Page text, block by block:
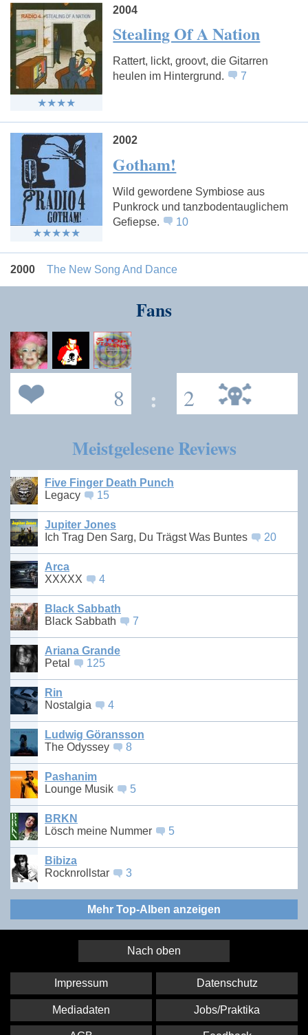
2004
Stealing Of A Nation
Rattert, lickt, groovt, die Gitarren
heulen im Hintergrund.
7
2002
Gotham!
Wild gewordene Symbiose aus
Punkrock und tanzbodentauglichem
Gefiepse.
10
2000 The New Song And Dance
Fans
8 : 2
Meistgelesene Reviews
Five Finger Death Punch
Legacy
15
Jupiter Jones
Ich Trag Den Sarg, Du Trägst Was Buntes
20
Arca
XXXXX
4
Black Sabbath
Black Sabbath
7
Ariana Grande
Petal
125
Rin
Nostalgia
4
Ludwig Göransson
The Odyssey
8
Pashanim
Lounge Musik
5
BRKN
Lösch meine Nummer
5
Bibiza
Rocknrollstar
3
Mehr Top-Alben anzeigen
Nach oben
Impressum Datenschutz
Mediadaten Jobs/Praktika